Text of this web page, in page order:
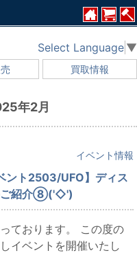
買取情報
Select Language ▼
年2月
イベント情報
ント2503/UFO】ディス
ご紹介⑧('◇')ゞ
ております。 この度の
イベントを開催いたし